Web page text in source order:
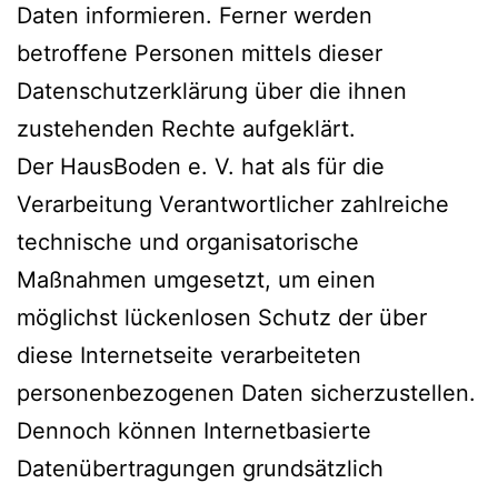
Daten informieren. Ferner werden
betroffene Personen mittels dieser
Datenschutzerklärung über die ihnen
zustehenden Rechte aufgeklärt.
Der HausBoden e. V. hat als für die
Verarbeitung Verantwortlicher zahlreiche
technische und organisatorische
Maßnahmen umgesetzt, um einen
möglichst lückenlosen Schutz der über
diese Internetseite verarbeiteten
personenbezogenen Daten sicherzustellen.
Dennoch können Internetbasierte
Datenübertragungen grundsätzlich